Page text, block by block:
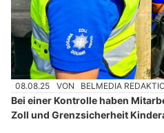
08.08.25 VON BELMEDIA
Bei einer Kontrolle haben
Zoll und Grenzsicherheit